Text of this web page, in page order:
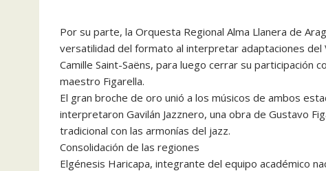
Por su parte, la Orquesta Regional Alma Llanera de
versatilidad del formato al interpretar adaptaciones del
Camille Saint-Saëns, para luego cerrar su participación
maestro Figarella.
El gran broche de oro unió a los músicos de ambos
interpretaron Gavilán Jazznero, una obra de Gustavo
tradicional con las armonías del jazz.
Consolidación de las regiones
Elgénesis Haricapa, integrante del equipo académico